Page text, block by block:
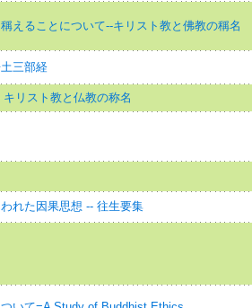
えることについて--キリスト教と佛教の稱名
三部経
リスト教と仏教の称名
れた因果思想 -- 往生要集